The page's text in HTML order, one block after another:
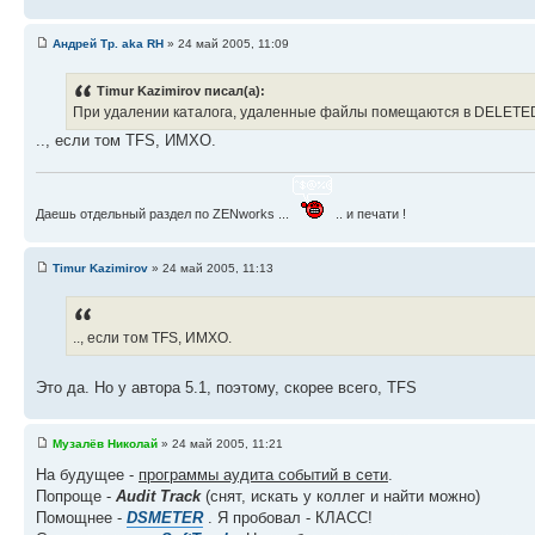
Андрей Тр. aka RH » 24 май 2005, 11:09
Timur Kazimirov писал(а):
При удалении каталога, удаленные файлы помещаются в
.., если том TFS, ИМХО.
Даешь отдельный раздел по ZENworks ... .. и печати !
Timur Kazimirov » 24 май 2005, 11:13
.., если том TFS, ИМХО.
Это да. Но у автора 5.1, поэтому, скорее всего, TFS
Музалёв Николай » 24 май 2005, 11:21
На будущее - программы аудита событий в сети.
Попроще - Audit Track (снят, искать у коллег и найти можно)
Помощнее - DSMETER. Я пробовал - КЛАСС!